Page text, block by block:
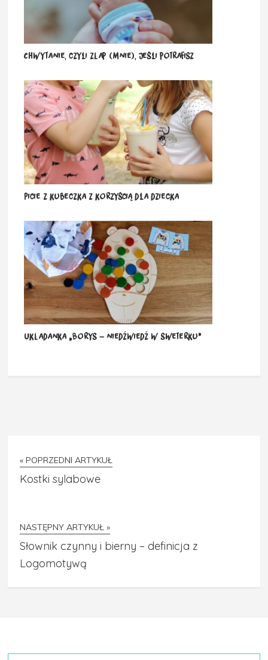
Chwytanie, czyli złap (mnie), jeśli potrafisz
Picie z kubeczka z korzyścią dla dziecka
Układanka „Borys – niedźwiedź w sweterku”
« POPRZEDNI ARTYKUŁ
Kostki sylabowe
NASTĘPNY ARTYKUŁ »
Słownik czynny i bierny – definicja z
Logomotywą